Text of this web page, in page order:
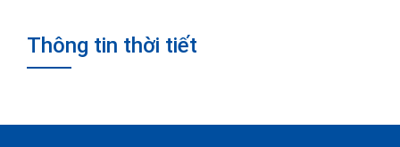
Thông tin thời tiết